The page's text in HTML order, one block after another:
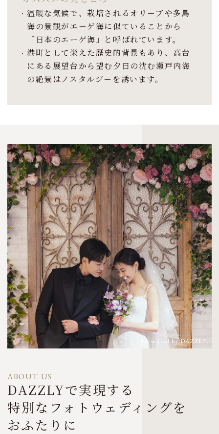
温暖な気候で、栽培されるオリーブや多島
海の景観がエーゲ海に似ていることから
「日本のエーゲ海」と呼ばれています。
港町として栄えた歴史的背景もあり、高台
にある展望台から望む夕日の沈む瀬戸内海
の絶景はノスタルジーを誘います。
ABOUT US
DAZZLYで実現する
特別なフォトウェディングを
おふたりに